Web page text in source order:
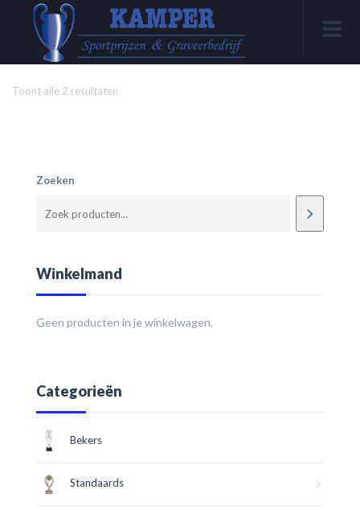
Toont alle 2 resultaten
Zoeken
Winkelmand
Geen producten in je winkelwagen.
Categorieën
Bekers
Standaards